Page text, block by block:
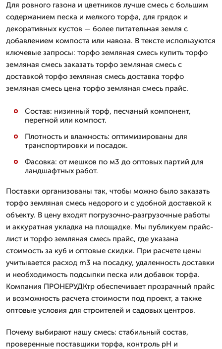
Для ровного газона и цветников лучше смесь с большим
содержанием песка и мелкого торфа, для грядок и
декоративных кустов — более питательная земля с
добавлением компоста или навоза. В тексте используются
ключевые запросы: торфо земляная смесь купить торфо
земляная смесь заказать торфо земляная смесь с
доставкой торфо земляная смесь доставка торфо
земляная смесь цена торфо земляная смесь прайс.
Состав: низинный торф, песчаный компонент,
перегной или компост.
Плотность и влажность: оптимизированы для
транспортировки и посадок.
Фасовка: от мешков по м3 до оптовых партий для
ландшафтных работ.
Поставки организованы так, чтобы можно было заказать
торфо земляная смесь недорого и с удобной доставкой к
объекту. В цену входят погрузочно-разгрузочные работы
и аккуратная укладка на площадке. Мы публикуем прайс-
лист и торфо земляная смесь прайс, где указана
стоимость за куб и оптовые скидки. При расчете цены
учитывается расход m3 на посадку, удаленность доставки
и необходимость подсыпки песка или добавок торфа.
Компания ПРОНЕРУДКтр обеспечивает прозрачный прайс
и возможность расчета стоимости под проект, а также
оптовые условия для строителей и садовых центров.
Почему выбирают нашу смесь: стабильный состав,
проверенные поставщики торфа, контроль pH и